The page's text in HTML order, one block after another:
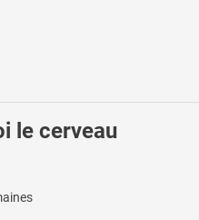
le cerveau